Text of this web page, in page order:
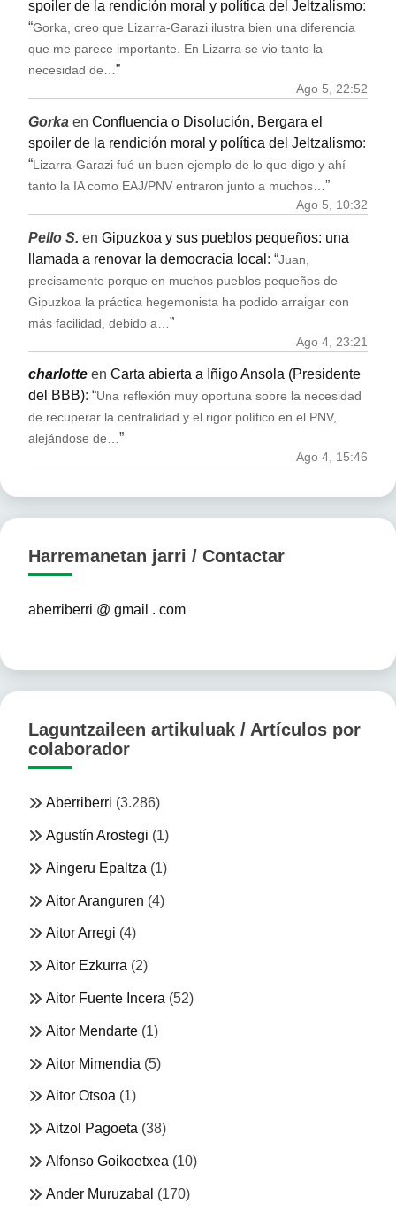
spoiler de la rendición moral y política del Jeltzalismo:
“Gorka, creo que Lizarra-Garazi ilustra bien una diferencia
que me parece importante. En Lizarra se vio tanto la
necesidad de… ”
Ago 5, 22:52
Gorka en Confluencia o Disolución, Bergara el
spoiler de la rendición moral y política del Jeltzalismo:
“Lizarra-Garazi fué un buen ejemplo de lo que digo y ahí
tanto la IA como EAJ/PNV entraron junto a muchos… ”
Ago 5, 10:32
Pello S. en Gipuzkoa y sus pueblos pequeños: una
llamada a renovar la democracia local : “Juan,
precisamente porque en muchos pueblos pequeños de
Gipuzkoa la práctica hegemonista ha podido arraigar con
más facilidad, debido a… ”
Ago 4, 23:21
charlotte en Carta abierta a Iñigo Ansola (Presidente
del BBB): “Una reflexión muy oportuna sobre la necesidad
de recuperar la centralidad y el rigor político en el PNV,
alejándose de…”
Ago 4, 15:46
Harremanetan jarri / Contactar
aberriberri @ gmail . com
Laguntzaileen artikuluak / Artículos por
colaborador
Aberriberri (3.286)
Agustín Arostegi (1)
Aingeru Epaltza (1)
Aitor Aranguren (4)
Aitor Arregi (4)
Aitor Ezkurra (2)
Aitor Fuente Incera (52)
Aitor Mendarte (1)
Aitor Mimendia (5)
Aitor Otsoa (1)
Aitzol Pagoeta (38)
Alfonso Goikoetxea (10)
Ander Muruzabal (170)